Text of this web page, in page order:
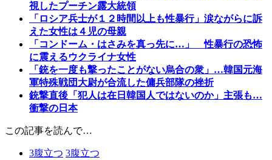
視したプーチン露大統領
「ロシア兵士が１２時間以上も性暴行」涙ながらに訴
えた女性は４児の母親
「コンドーム・はさみを真っ先に…」 性暴行の恐怖
に震えるウクライナ女性
「銃を一度も撃ったことがない烏合の衆」…韓国元海
軍特殊戦団大尉が合流した傭兵部隊の挫折
銃撃直後「犯人は在日韓国人ではないのか」主張も…
衝撃の日本
この記事を読んで…
3腹立つ 3腹立つ